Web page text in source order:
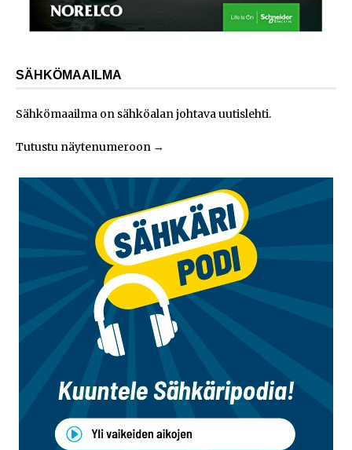
SÄHKÖMAAILMA
Sähkömaailma on sähköalan johtava uutislehti.
Tutustu näytenumeroon →